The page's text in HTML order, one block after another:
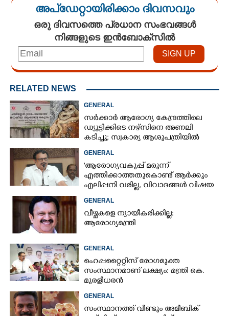
അപ്ഡേറ്റായിരിക്കാം ദിവസവും
ഒരു ദിവസത്തെ പ്രധാന സംഭവങ്ങൾ
നിങ്ങളുടെ ഇൻബോക്സിൽ
RELATED NEWS
GENERAL
സർക്കാർ ആരോഗ്യ കേന്ദ്രത്തിലെ
ഡ്യൂട്ടിക്കിടെ നഴ്സിനെ അണലി
കടിച്ചു; സ്വകാര്യ ആശുപത്രിയിൽ
GENERAL
'ആരോഗ്യവകുപ്പ് മരുന്ന്
എത്തിക്കാത്തതുകൊണ്ട് ആർക്കും
എലിപ്പനി വരില്ല, വിവാദങ്ങൾ വിഷയ
GENERAL
വീഴ്ചകളെ ന്യായീകരിക്കില്ല:
ആരോഗ്യമന്ത്രി
GENERAL
ഹെപ്പറ്റൈറ്റിസ് രോഗമുക്ത
സംസ്ഥാനമാണ് ലക്ഷ്യം: മന്ത്രി കെ.
മുരളീധരൻ
GENERAL
സംസ്ഥാനത്ത് വീണ്ടും അമീബിക്